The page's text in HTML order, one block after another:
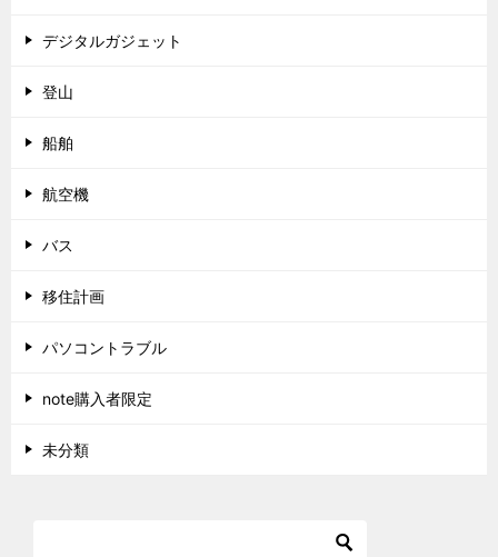
デジタルガジェット
登山
船舶
航空機
バス
移住計画
パソコントラブル
note購入者限定
未分類